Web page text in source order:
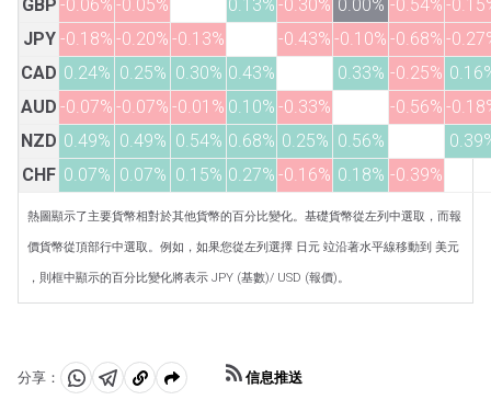
GBP -0.06% -0.05% 0.13% -0.30% 0.00% -0.54% -
JPY -0.18% -0.20% -0.13% -0.43% -0.10% -0.68% -
CAD 0.24% 0.25% 0.30% 0.43% 0.33% -0.25%
AUD -0.07% -0.07% -0.01% 0.10% -0.33% -0.56% -
NZD 0.49% 0.49% 0.54% 0.68% 0.25% 0.56%
CHF 0.07% 0.07% 0.15% 0.27% -0.16% 0.18% -0.39%
熱圖顯示了主要貨幣相對於其他貨幣的百分比變化。基礎貨幣從左列中選取，而報
價貨幣從頂部行中選取。例如，如果您從左列選擇 日元 竝沿著水平線移動到 美元
，則框中顯示的百分比變化將表示 JPY (基數)/ USD (報價)。
分享：
分 分 複
信息推送